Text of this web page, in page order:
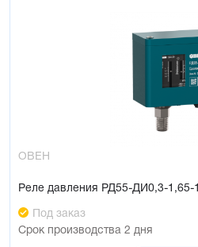
ОВЕН
Реле давления РД55-ДИ0,3-1,65-1
Под заказ
Срок производства 2 дня